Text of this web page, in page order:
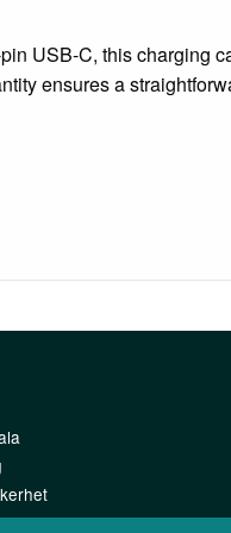
USB-C, this charging
ensures a